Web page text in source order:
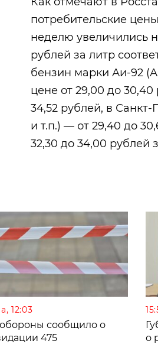
потребительские
неделю увеличились
рублей за литр
бензин марки Аи-92
цене от 29,00 до
34,52 рублей, в
и т.п.) — от 29,40 до
32,30 до 34,00 рублей
12:03
сообщило о
475
о